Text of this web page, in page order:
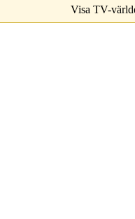
Visa TV-